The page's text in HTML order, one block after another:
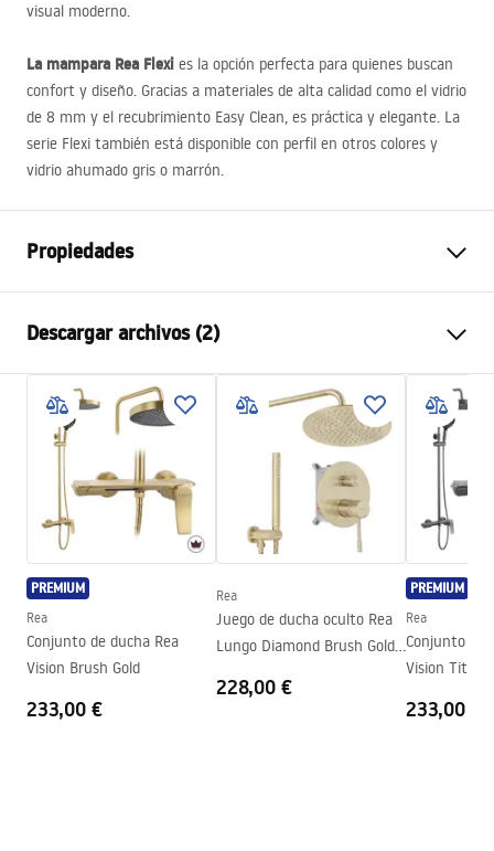
visual moderno.
La mampara Rea Flexi es la opción perfecta para quienes buscan
confort y diseño. Gracias a materiales de alta calidad como el vidrio
de 8 mm y el recubrimiento Easy Clean, es práctica y elegante. La
serie Flexi también está disponible con perfil en otros colores y
vidrio ahumado gris o marrón.
Propiedades
Color
Tipo de cabina
Walk-in
Color del vidrio
Transparent 8mm
Seria
Flexi
Montaje
En el plato de ducha o en el
Altura
1950
Dirección de la cabina
Garantía
2 años
Revestimiento Easy Clean
Sí, en un lado del panel
Descargar archivos (2)
Información de seguridad
WARUNKI BEZPIECZENSTWA KABINY DRZWI
PARAWANY.pdf
Manual de instalación
Instrukcja_monta__u___cianki_Flexi.pdf
PREMIUM
Rea
Conjunto de ducha Rea
Vision Brush Gold
233,00 €
Rea
Juego de ducha oculto Rea
Lungo Diamond Brush Gold
228,00 €
PREMIUM
Rea
Conjunto de
Vision Titan
233,00 €